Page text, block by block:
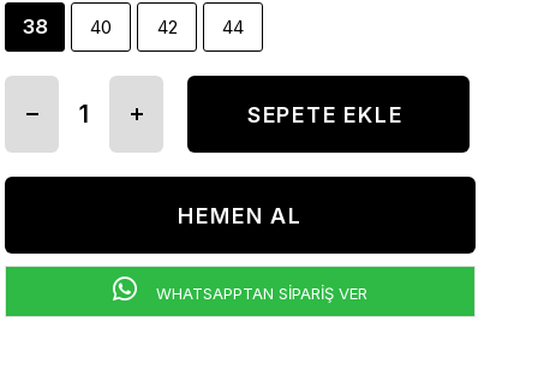
38 40 42 44
WHATSAPPTAN SİPARİŞ VER